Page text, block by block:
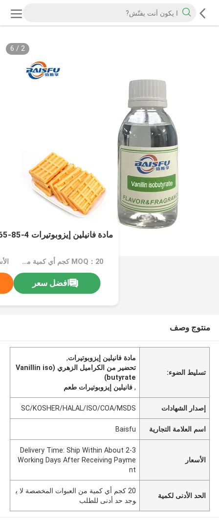
2
/
6
مادة فانيلين إيزوبوتيرات CAS20665-85-4
MOQ：20 كجم أي كمية من العبوات المخصصة لا يوجد حد أدنى للطلب
افضل سعر
منتوج وصف
تسليط الضوء:
مادة فانيلين إيزوبوتيرات,
تحضير من الكراميل الزهري (Vanillin iso
butyrate)
,فانيلين إيزوبوتيرات طعم
إصدار الشهادات SC/KOSHER/HALAL/ISO/COA/MSDS
اسم العلامة التجارية Baisfu
الأسعار
Delivery Time: Ship Within About 2-3
Working Days After Receiving Payme
nt
الحد الأدنى لكمية
20 كجم أي كمية من العبوات المخصصة لا ي
وجد حد أدنى للطلب